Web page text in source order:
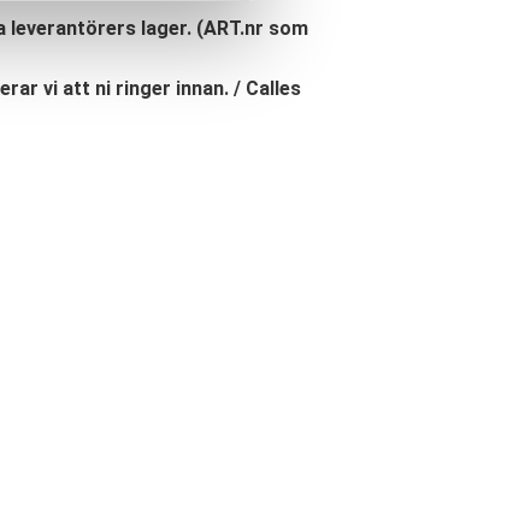
lager. (ART.nr som
vi att ni ringer innan. / Calles